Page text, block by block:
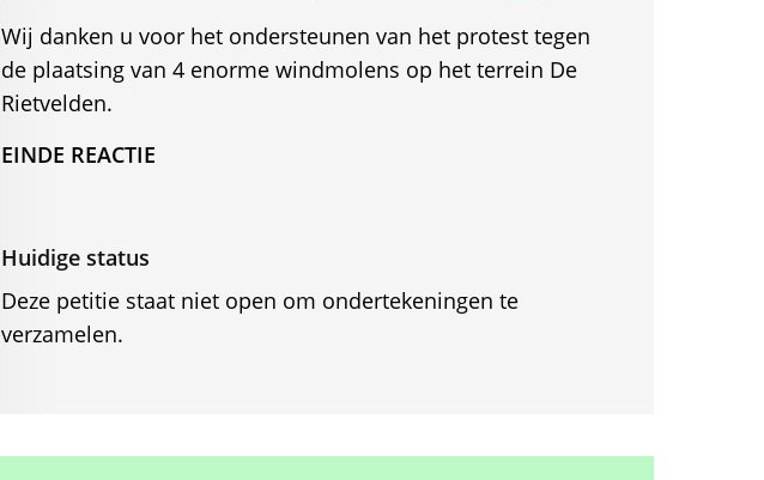
Wij danken u voor het ondersteunen van het protest tegen
de plaatsing van 4 enorme windmolens op het terrein De
Rietvelden.
EINDE REACTIE
Huidige status
Deze petitie staat niet open om ondertekeningen te
verzamelen.